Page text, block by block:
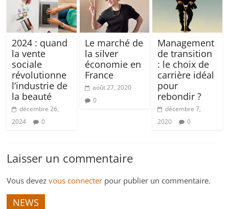
2024 : quand
la vente
sociale
révolutionne
l’industrie de
la beauté
décembre 26,
2024
0
Le marché de
la silver
économie en
France
août 27, 2020
0
Management
de transition
: le choix de
carrière idéal
pour
rebondir ?
décembre 7,
2020
0
Laisser un commentaire
Vous devezvous connecter pour publier un commentaire.
NEWS